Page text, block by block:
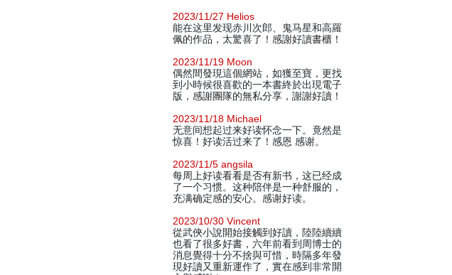
2023/11/27 Helios
能在这里发现赤川次郎、鬼马星和高羅
佩的作品，太驚喜了！感謝好讀書櫃！
2023/11/19 Moon
偶然間發現這個網站，如獲至寶，更找
到小時候很喜歡的一本書終於出現電子
版，感謝團隊的無私分享，謝謝好讀！
2023/11/18 Michael
无意间想起过来好读怀念一下。竟然是
惊喜！好读活过来了！感恩 感谢。
2023/11/5 angsila
每周上好读看看是否有新书，这已经成
了一个习惯。这种陪伴是一种舒服的，
充满确定感的安心。感谢好读。
2023/10/30 Vincent
從武俠小說開始接觸到好讀，陸陸續續
也看了很多好書，六年前看到周博士的
消息覺得十分不捨與可惜，時隔多年發
現好讀又重新運作了，實在感到非常開